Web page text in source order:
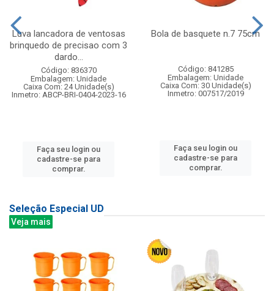
Luva lancadora de ventosas
brinquedo de precisao com 3
dardo...
Código: 836370
Embalagem: Unidade
Caixa Com: 24 Unidade(s)
Inmetro: ABCP-BRI-0404-2023-16
Faça seu login ou
cadastre-se para
comprar.
Bola de basquete n.7 75cm
Código: 841285
Embalagem: Unidade
Caixa Com: 30 Unidade(s)
Inmetro: 007517/2019
Faça seu login ou
cadastre-se para
comprar.
Seleção Especial UD
Veja mais